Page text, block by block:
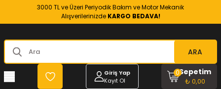
3000 TL ve Üzeri Periyodik Bakım ve Motor Mekanik
Alışverilerinizde KARGO BEDAVA!
ARA
Giriş Yap
Kayıt Ol
Sepetim
₺ 0,00
0